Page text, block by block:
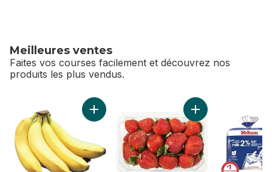
Meilleures ventes
Faites vos courses facilement et découvrez nos
produits les plus vendus.
sauter Meilleures ventes
Ajouter Bananes grappe au panierAjouter Fraises, 1